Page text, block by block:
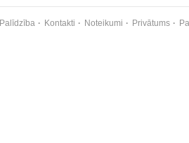
Palīdzība Kontakti Noteikumi Privātums